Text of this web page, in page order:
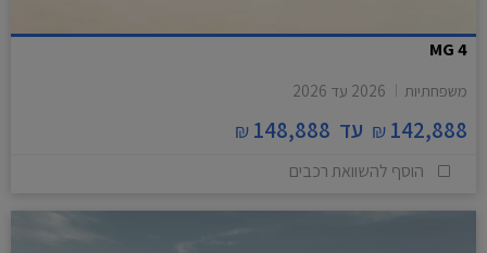
MG 4
משפחתיות 2026 עד 2026
142,888
₪ עד 148,888
₪
הוסף להשוואת רכבים